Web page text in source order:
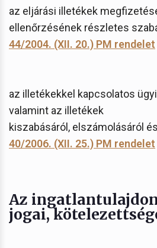
az eljárási illetékek
ellenőrzésének részletes
44/2004. (XII. 20.) PM rendelet
az illetékekkel kapcsolatos
valamint az illetékek
kiszabásáról, elszámolásáról
40/2006. (XII. 25.) PM rendelet
Az
jogai,